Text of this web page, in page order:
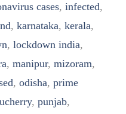
cases, infected,
, karnataka, kerala,
, lockdown india,
, manipur, mizoram,
, odisha, prime
, punjab,